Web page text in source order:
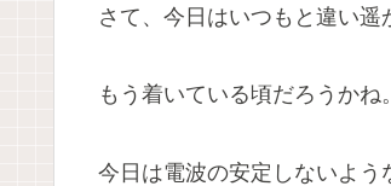
さて、今日はいつもと違い遥
もう着いている頃だろうかね。
今日は電波の安定しないよ